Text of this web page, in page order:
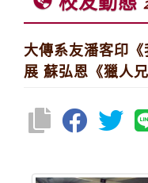
大傳系友潘客印
展 蘇弘恩《獵人